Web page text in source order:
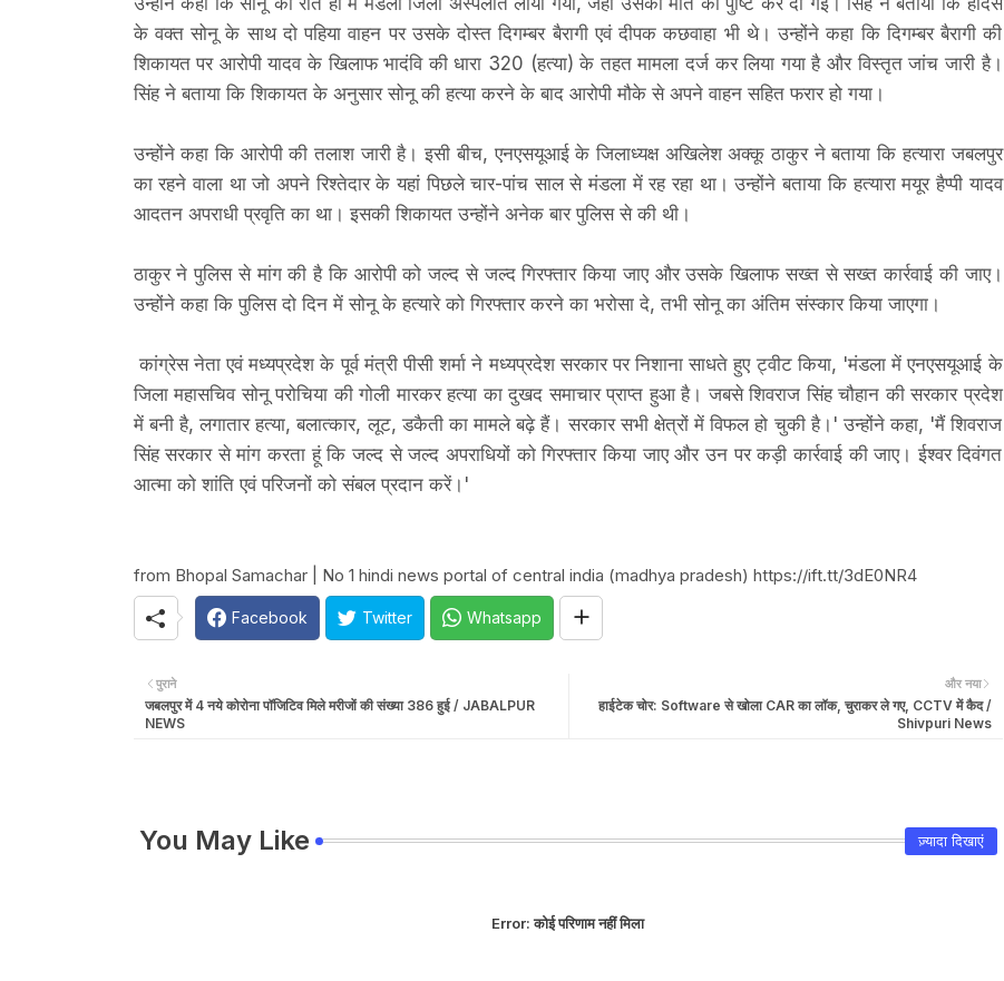
के वक्त सोनू के साथ दो पहिया वाहन पर उसके दोस्त दिगम्बर बैरागी एवं दीपक कछवाहा भी थे। उन्होंने कहा कि दिगम्बर बैरागी की
शिकायत पर आरोपी यादव के खिलाफ भादंवि की धारा 320 (हत्या) के तहत मामला दर्ज कर लिया गया है और विस्तृत जांच जारी है।
सिंह ने बताया कि शिकायत के अनुसार सोनू की हत्या करने के बाद आरोपी मौके से अपने वाहन सहित फरार हो गया।
उन्होंने कहा कि आरोपी की तलाश जारी है। इसी बीच, एनएसयूआई के जिलाध्यक्ष अखिलेश अक्कू ठाकुर ने बताया कि हत्यारा जबलपुर
का रहने वाला था जो अपने रिश्तेदार के यहां पिछले चार-पांच साल से मंडला में रह रहा था। उन्होंने बताया कि हत्यारा मयूर हैप्पी यादव
आदतन अपराधी प्रवृति का था। इसकी शिकायत उन्होंने अनेक बार पुलिस से की थी।
ठाकुर ने पुलिस से मांग की है कि आरोपी को जल्द से जल्द गिरफ्तार किया जाए और उसके खिलाफ सख्त से सख्त कार्रवाई की जाए।
उन्होंने कहा कि पुलिस दो दिन में सोनू के हत्यारे को गिरफ्तार करने का भरोसा दे, तभी सोनू का अंतिम संस्कार किया जाएगा।
कांग्रेस नेता एवं मध्यप्रदेश के पूर्व मंत्री पीसी शर्मा ने मध्यप्रदेश सरकार पर निशाना साधते हुए ट्वीट किया, 'मंडला में एनएसयूआई के
जिला महासचिव सोनू परोचिया की गोली मारकर हत्या का दुखद समाचार प्राप्त हुआ है। जबसे शिवराज सिंह चौहान की सरकार प्रदेश
में बनी है, लगातार हत्या, बलात्कार, लूट, डकैती का मामले बढ़े हैं। सरकार सभी क्षेत्रों में विफल हो चुकी है।' उन्होंने कहा, 'मैं शिवराज
सिंह सरकार से मांग करता हूं कि जल्द से जल्द अपराधियों को गिरफ्तार किया जाए और उन पर कड़ी कार्रवाई की जाए। ईश्वर दिवंगत
आत्मा को शांति एवं परिजनों को संबल प्रदान करें।'
from Bhopal Samachar | No 1 hindi news portal of central india (madhya pradesh) https://ift.tt/3dE0NR4
Facebook Twitter Whatsapp
और नया
हाईटेक चोर: Software से खोला CAR का लॉक, चुराकर ले गए, CCTV में कैद /
Shivpuri News
पुराने
जबलपुर में 4 नये कोरोना पॉजिटिव मिले मरीजों की संख्या 386 हुई / JABALPUR
NEWS
You May Like ज़्यादा दिखाएं
Error:कोई परिणाम नहीं मिला